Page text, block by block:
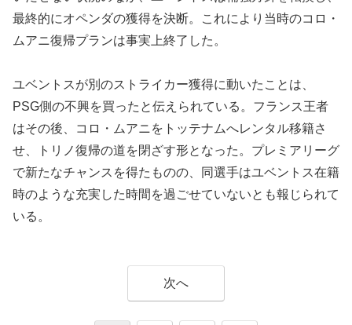
最終的にオペンダの獲得を決断。これにより当時のコロ・
ムアニ復帰プランは事実上終了した。
ユベントスが別のストライカー獲得に動いたことは、
PSG側の不興を買ったと伝えられている。フランス王者
はその後、コロ・ムアニをトッテナムへレンタル移籍さ
せ、トリノ復帰の道を閉ざす形となった。プレミアリーグ
で新たなチャンスを得たものの、同選手はユベントス在籍
時のような充実した時間を過ごせていないとも報じられて
いる。
次へ